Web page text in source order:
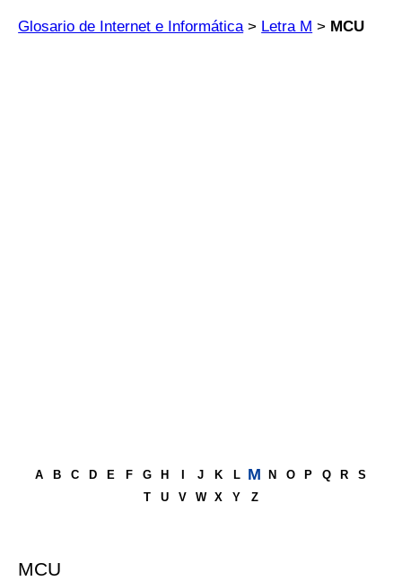
Glosario de Internet e Informática> Letra M > MCU
A B C D E F G H J K L M N O P Q R
S
T
U V W X Y Z
MCU